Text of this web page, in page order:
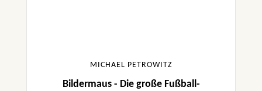
MICHAEL PETROWITZ
Bildermaus - Die große Fußball-